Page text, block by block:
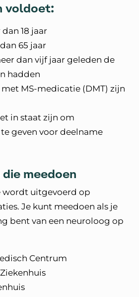
voldoet:
18 jaar
65 jaar
dan vijf jaar geleden de
hadden
MS-medicatie (DMT) zijn
in staat zijn om
geven voor deelname
meedoen
wordt uitgevoerd op
Je kunt meedoen als je
bent van een neuroloog op
Centrum